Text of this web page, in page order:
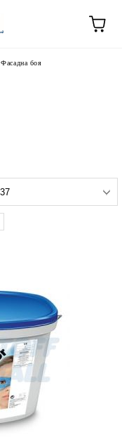
Фасадна боя